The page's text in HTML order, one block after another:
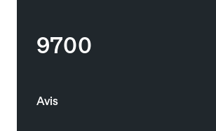
9700
Avis